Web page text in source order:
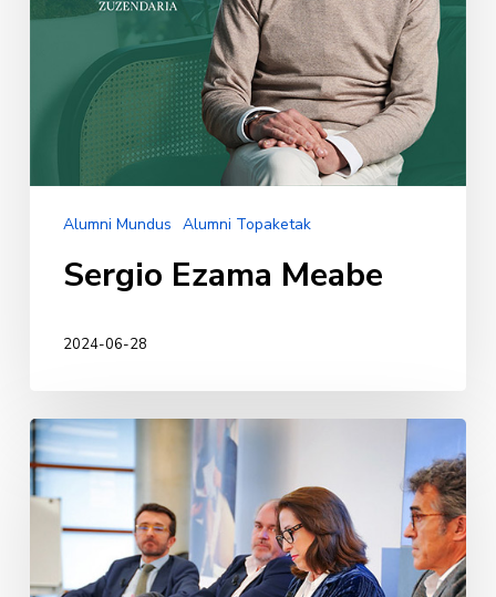
Alumni Mundus Alumni Topaketak
Sergio Ezama Meabe
2024-06-28
Big
Four
delakoak
Deustun.
Abokatutza
Big